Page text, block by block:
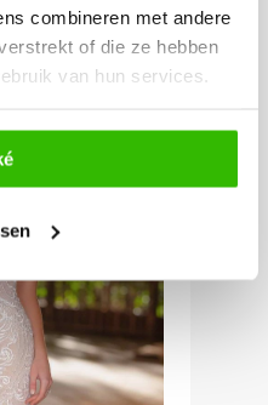
combineren met andere
of die ze hebben
van hun services.